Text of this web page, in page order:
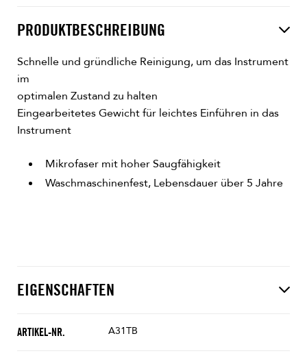
PRODUKTBESCHREIBUNG
Schnelle und gründliche Reinigung, um das Instrument
im
optimalen Zustand zu halten
Eingearbeitetes Gewicht für leichtes Einführen in das
Instrument
Mikrofaser mit hoher Saugfähigkeit
Waschmaschinenfest, Lebensdauer über 5 Jahre
EIGENSCHAFTEN
ARTIKEL-NR. A31TB